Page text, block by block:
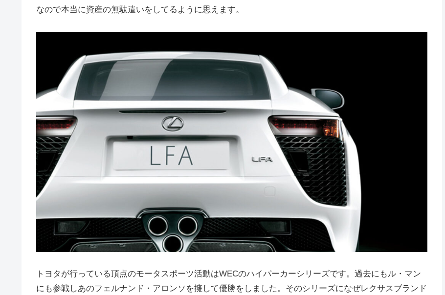
なので本当に資産の無駄遣いをしてるように思えます。
トヨタが行っている頂点のモータスポーツ活動はWECのハイパーカーシリーズです。過去にもル・マン
にも参戦しあのフェルナンド・アロンソを擁して優勝をしました。そのシリーズになぜレクサスブランド